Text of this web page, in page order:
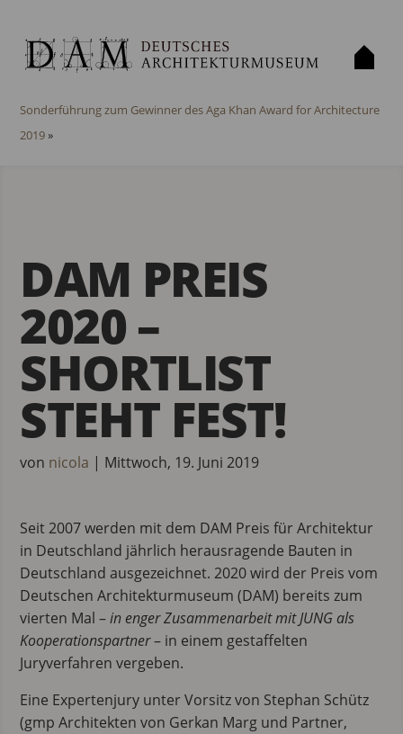
Sonderführung zum Gewinner des Aga Khan Award for Architecture
2019»
DAM PREIS
2020 –
SHORTLIST
STEHT FEST!
von nicola | Mittwoch, 19. Juni 2019
Seit 2007 werden mit dem DAM Preis für Architektur
in Deutschland jährlich herausragende Bauten in
Deutschland ausgezeichnet. 2020 wird der Preis vom
Deutschen Architekturmuseum (DAM) bereits zum
vierten Mal –in enger Zusammenarbeit mit JUNG als
Kooperationspartner– in einem gestaffelten
Juryverfahren vergeben.
Eine Expertenjury unter Vorsitz von Stephan Schütz
(gmp Architekten von Gerkan Marg und Partner,